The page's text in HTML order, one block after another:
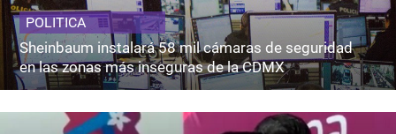
POLITICA
Sheinbaum instalará 58 mil cámaras de seguridad
en las zonas más inseguras de la CDMX